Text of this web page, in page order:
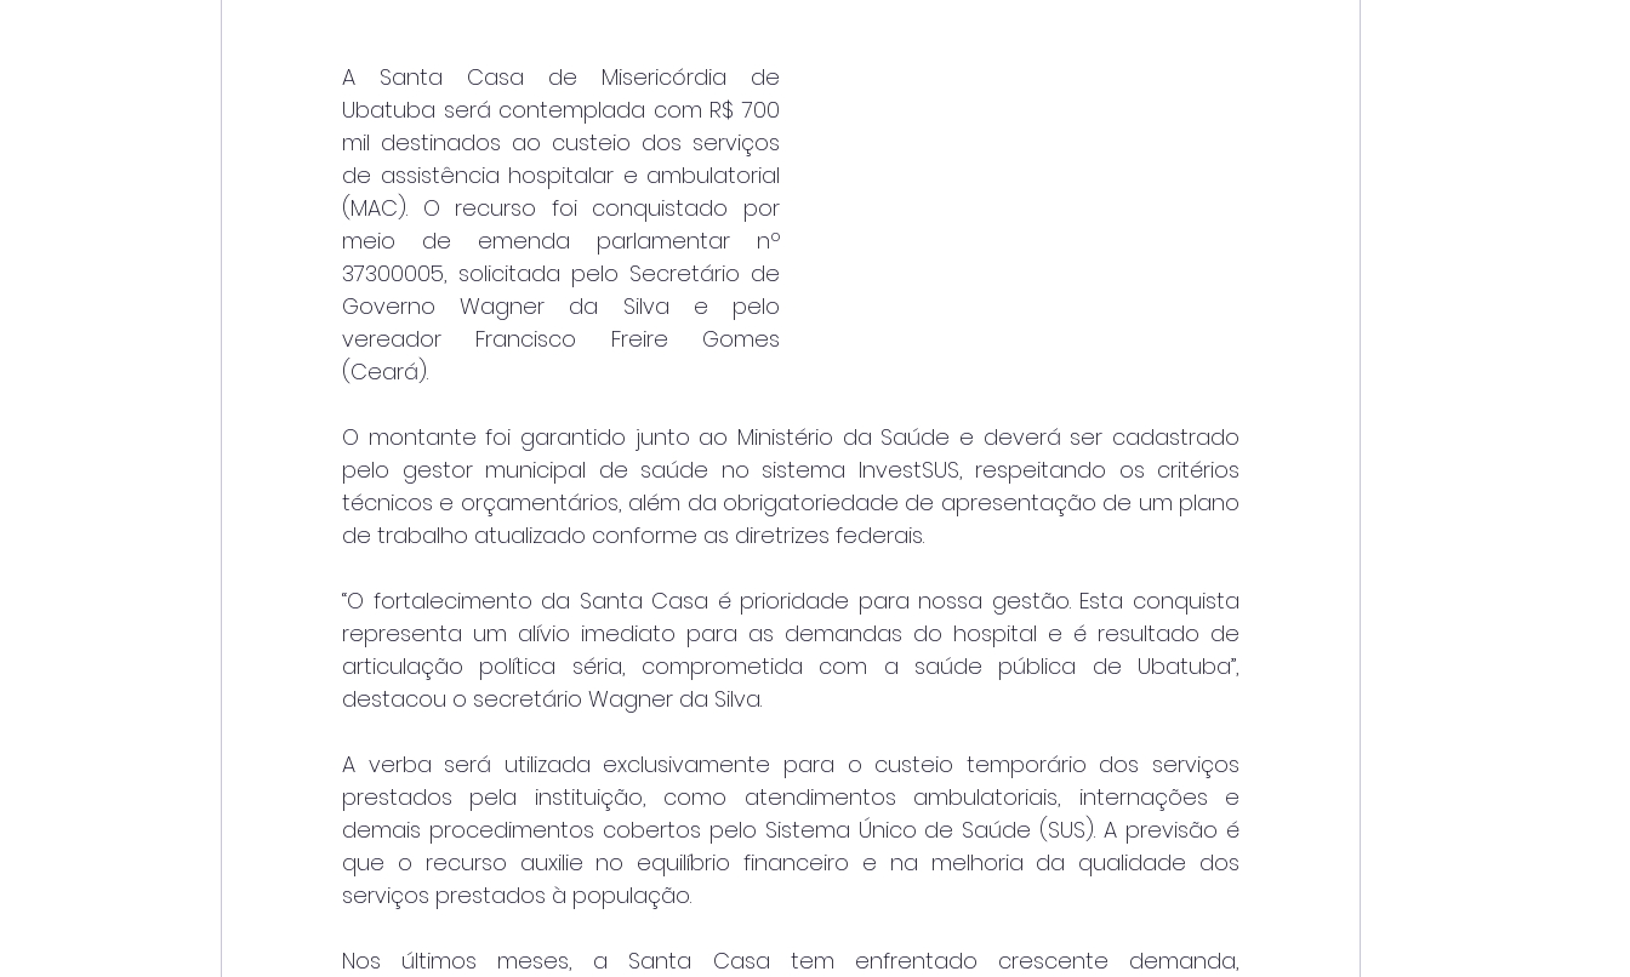
A Santa Casa de Misericórdia de
Ubatuba será contemplada com R$ 700
mil destinados ao custeio dos serviços
de assistência hospitalar e ambulatorial
(MAC). O recurso foi conquistado por
meio de emenda parlamentar nº
37300005, solicitada pelo Secretário de
Governo Wagner da Silva e pelo
vereador Francisco Freire Gomes
(Ceará).
O montante foi garantido junto ao Ministério da Saúde e deverá ser cadastrado
pelo gestor municipal de saúde no sistema InvestSUS, respeitando os critérios
técnicos e orçamentários, além da obrigatoriedade de apresentação de um plano
de trabalho atualizado conforme as diretrizes federais.
“O fortalecimento da Santa Casa é prioridade para nossa gestão. Esta conquista
representa um alívio imediato para as demandas do hospital e é resultado de
articulação política séria, comprometida com a saúde pública de Ubatuba”,
destacou o secretário Wagner da Silva.
A verba será utilizada exclusivamente para o custeio temporário dos serviços
prestados pela instituição, como atendimentos ambulatoriais, internações e
demais procedimentos cobertos pelo Sistema Único de Saúde (SUS). A previsão é
que o recurso auxilie no equilíbrio financeiro e na melhoria da qualidade dos
serviços prestados à população.
Nos últimos meses, a Santa Casa tem enfrentado crescente demanda,